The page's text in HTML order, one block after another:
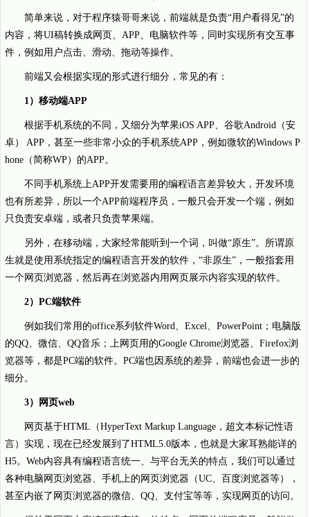
简单来说，对于程序猿哥哥来说，前端就是负责“用户看得见”的
内容，将UI稿转换成网页、APP、电脑软件等，同时实现所有交互事
件，例如用户点击、滑动、拖动等操作。
前端又会根据实现的形式进行细分，常见的有：
1）移动端APP
根据手机系统的不同，又细分为苹果iOS APP、谷歌Android（安
卓） APP，甚至一些非常小众的手机系统APP，例如微软的Windows P
hone（简称WP）的APP。
不同手机系统上APP开发需要用的编程语言差异较大，开发环境
也有所差异，所以一个APP前端程序员，一般只会开发一个端，例如
只负责安卓端，或者只负责苹果端。
另外，在移动端，大家经常能听到一个词，叫做“原生”。所谓原
生就是使用系统指定的编程语言开发的软件，“非原生”，一般指套用
一个网页浏览器，然后再在浏览器内用网页展示内容实现的软件。
2）PC端软件
例如我们常用的office系列软件Word、Excel、PowerPoint；电脑版
的QQ、微信、QQ音乐；上网页用的Google Chrome浏览器、Firefox浏
览器等，都是PC端的软件。PC端也因系统的差异，前端也会进一步的
细分。
3）网页web
网页基于HTML（HyperText Markup Language，超文本标记性语
言）实现，现在已经发展到了HTML5.0版本，也就是大家耳熟能详的
H5。Web内容具有编程语言统一、与平台无关的特点，我们可以通过
各种电脑网页浏览器、手机上的网页浏览器（UC、百度浏览器等），
甚至内嵌了网页浏览器的微信、QQ、支付宝等等，实现网页的访问。